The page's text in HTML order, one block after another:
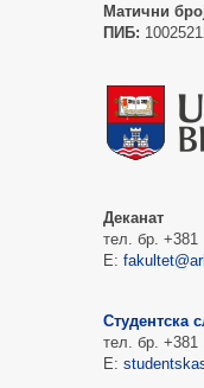
Матични
ПИБ:
Деканат
тел. бр. +381
Е:
Студентска
тел. бр. +381
Е: